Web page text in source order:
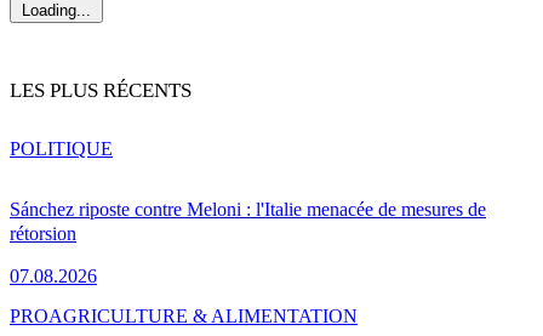
Loading...
LES PLUS RÉCENTS
Sánchez riposte contre Meloni : l'Italie menacée de mesures de
rétorsion
07.08.2026
POLITIQUE
PROAGRICULTURE & ALIMENTATION